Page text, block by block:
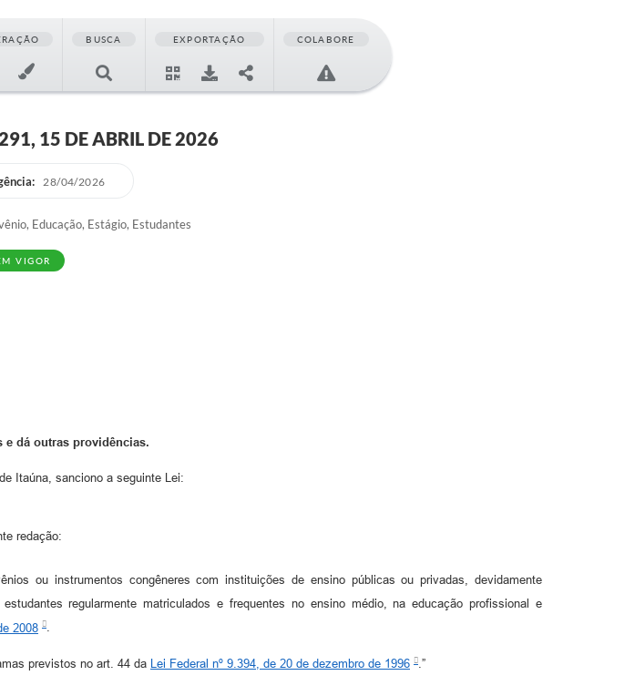
BUSCA EXPORTAÇÃO COLABORE
15 DE ABRIL DE 2026
28/04/2026
Educação, Estágio, Estudantes
VIGOR
e dá outras providências.
Itaúna, sanciono a seguinte Lei:
redação:
ou instrumentos congêneres com instituições de ensino públicas ou privadas, devidamente
regularmente matriculados e frequentes no ensino médio, na educação profissional e
2008 .
previstos no art. 44 da Lei Federal nº 9.394, de 20 de dezembro de 1996 .”